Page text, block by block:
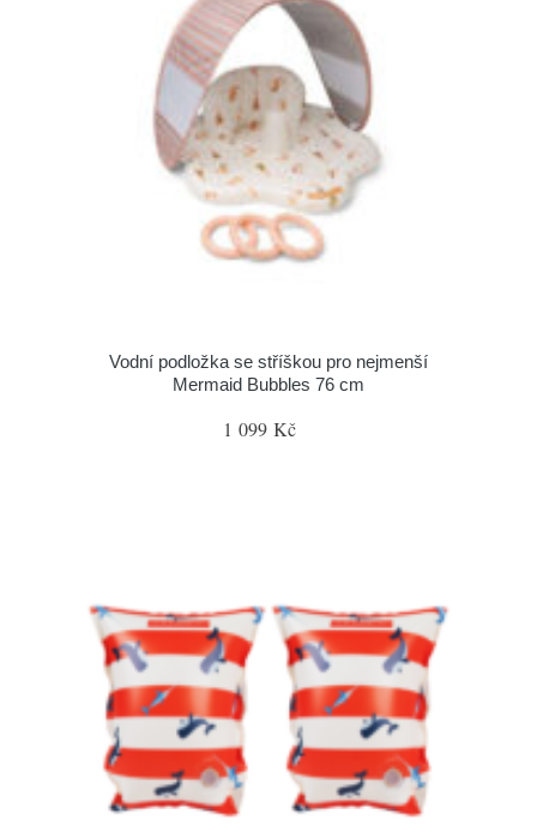
Vodní podložka se stříškou pro nejmenší
Mermaid Bubbles 76 cm
1 099 Kč